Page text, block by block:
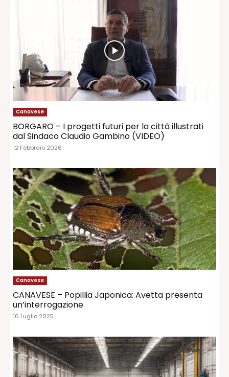
Canavese
BORGARO – I progetti futuri per la città illustrati
dal Sindaco Claudio Gambino (VIDEO)
12 Febbraio 2026
Canavese
CANAVESE – Popillia Japonica: Avetta presenta
un’interrogazione
16 Luglio 2025